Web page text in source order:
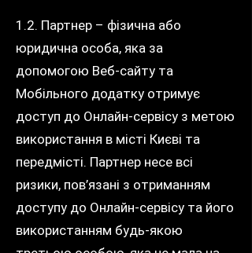
1.2. Партнер – фізична або
юридична особа, яка за
допомогою Веб-сайту та
Мобільного додатку отримує
доступ до Онлайн-сервісу з метою
використання в місті Києві та
передмісті. Партнер несе всі
ризики, пов’язані з отриманням
доступу до Онлайн-сервісу та його
використанням будь-якою